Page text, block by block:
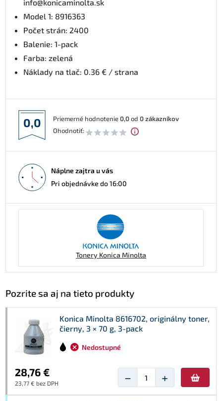
info@konicaminolta.sk
Model 1: 8916363
Počet strán: 2400
Balenie: 1-pack
Farba: zelená
Náklady na tlač: 0.36 € / strana
0,0 Priemerné hodnotenie0,0od 0zákazníkov
Ohodnotiť:
Náplne zajtra u vás
Pri objednávke do 16:00
Tonery Konica Minolta
Pozrite sa aj na tieto produkty
Konica Minolta 8616702, originálny toner,
čierny, 3 × 70 g, 3-pack
Nedostupné
28,76 €
23,77 € bez DPH − +